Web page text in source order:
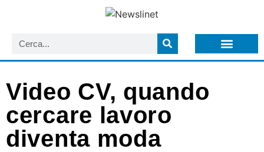
Video CV, quando
cercare lavoro
diventa moda